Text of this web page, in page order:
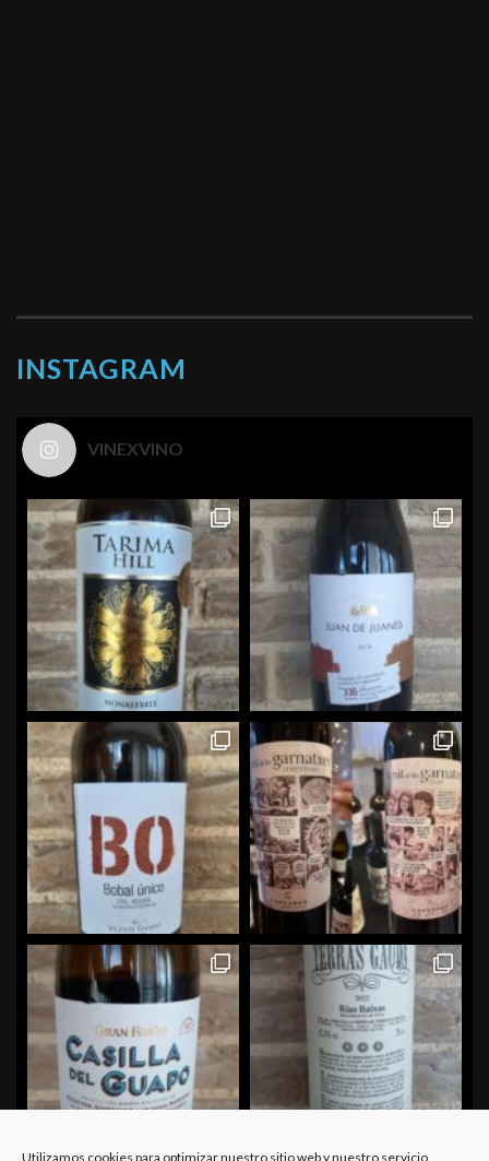
Utilizamos cookies para optimizar nuestro sitio web y nuestro servicio.
INSTAGRAM
VINEXVINO